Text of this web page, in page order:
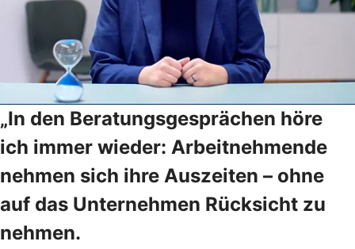
„In den Beratungsgesprächen höre
ich immer wieder: Arbeitnehmende
nehmen sich ihre Auszeiten – ohne
auf das Unternehmen Rücksicht zu
nehmen.